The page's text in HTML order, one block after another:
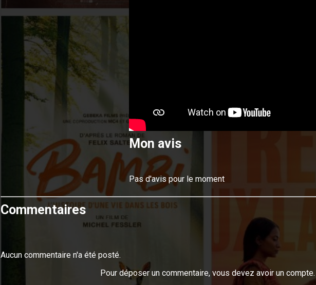
Mon avis
Pas d'avis pour le moment
Commentaires
Aucun commentaire n'a été posté.
Pour déposer un commentaire, vous devez avoir un compte.